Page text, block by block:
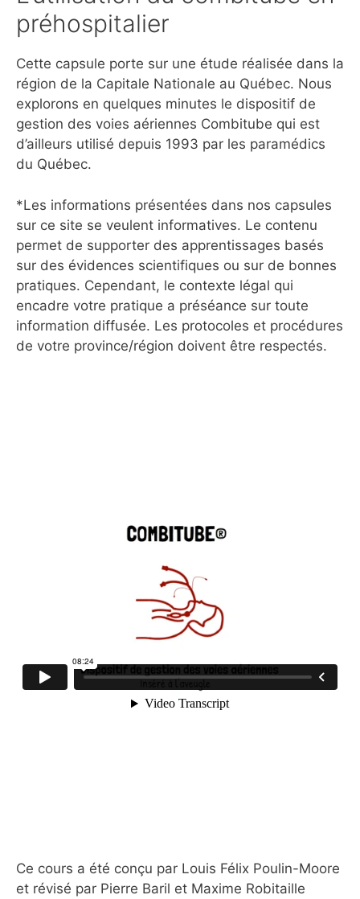
préhospitalier
Cette capsule porte sur une étude réalisée dans la
région de la Capitale Nationale au Québec. Nous
explorons en quelques minutes le dispositif de
gestion des voies aériennes Combitube qui est
d’ailleurs utilisé depuis 1993 par les paramédics
du Québec.
*Les informations présentées dans nos capsules
sur ce site se veulent informatives. Le contenu
permet de supporter des apprentissages basés
sur des évidences scientifiques ou sur de bonnes
pratiques. Cependant, le contexte légal qui
encadre votre pratique a préséance sur toute
information diffusée. Les protocoles et procédures
de votre province/région doivent être respectés.
Ce cours a été conçu par Louis Félix Poulin-Moore
et révisé par Pierre Baril et Maxime Robitaille